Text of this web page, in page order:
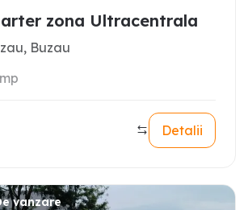
zona Ultracentrala
Buzau
mp
Detalii
vanzare